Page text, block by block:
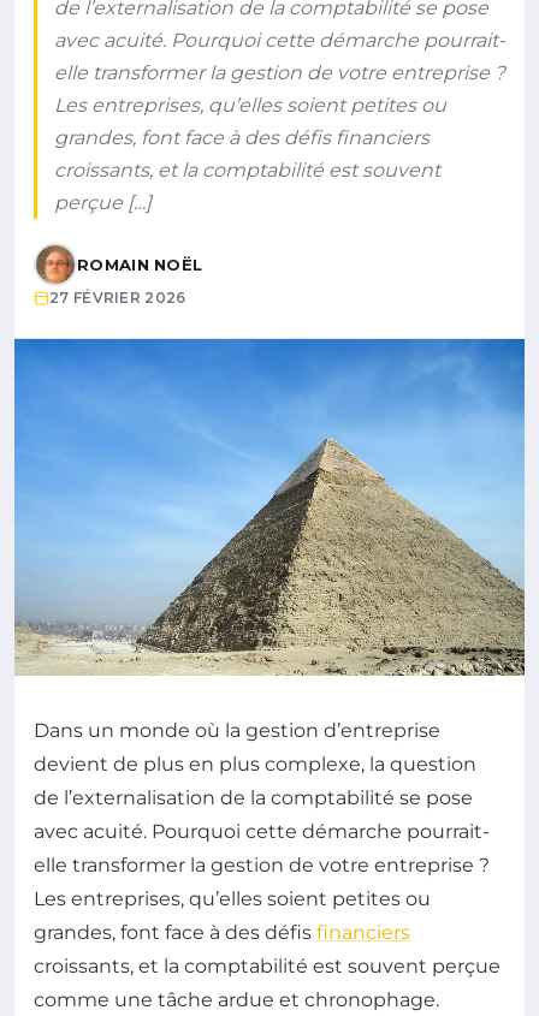
de l’externalisation de la comptabilité se pose
avec acuité. Pourquoi cette démarche pourrait-
elle transformer la gestion de votre entreprise ?
Les entreprises, qu’elles soient petites ou
grandes, font face à des défis financiers
croissants, et la comptabilité est souvent
perçue […]
ROMAIN NOËL
27 FÉVRIER 2026
Dans un monde où la gestion d’entreprise
devient de plus en plus complexe, la question
de l’externalisation de la comptabilité se pose
avec acuité. Pourquoi cette démarche pourrait-
elle transformer la gestion de votre entreprise ?
Les entreprises, qu’elles soient petites ou
grandes, font face à des défis financiers
croissants, et la comptabilité est souvent perçue
comme une tâche ardue et chronophage.